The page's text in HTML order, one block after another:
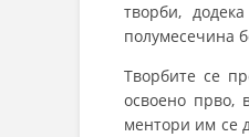
творби,
полумесечина
Творбите се
освоено прво,
ментори им се